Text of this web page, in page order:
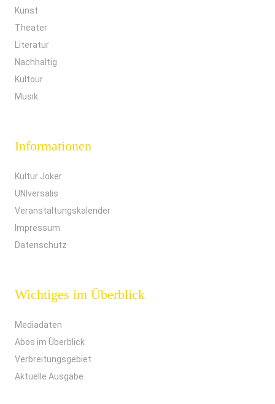
Kunst
Theater
Literatur
Nachhaltig
Kultour
Musik
Informationen
Kultur Joker
UNIversalis
Veranstaltungskalender
Impressum
Datenschutz
Wichtiges im Überblick
Mediadaten
Abos im Überblick
Verbreitungsgebiet
Aktuelle Ausgabe